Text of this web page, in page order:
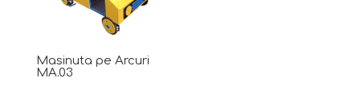
Masinuta pe Arcuri
MA.03